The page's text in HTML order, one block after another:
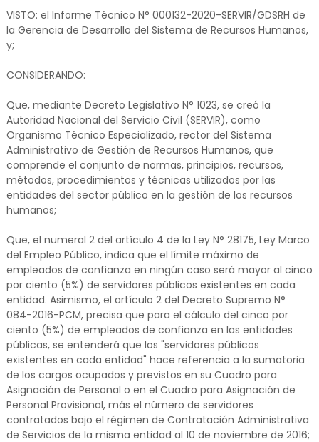
VISTO: el Informe Técnico N° 000132-2020-SERVIR/GDSRH de
la Gerencia de Desarrollo del Sistema de Recursos Humanos,
y;
CONSIDERANDO:
Que, mediante Decreto Legislativo N° 1023, se creó la
Autoridad Nacional del Servicio Civil (SERVIR), como
Organismo Técnico Especializado, rector del Sistema
Administrativo de Gestión de Recursos Humanos, que
comprende el conjunto de normas, principios, recursos,
métodos, procedimientos y técnicas utilizados por las
entidades del sector público en la gestión de los recursos
humanos;
Que, el numeral 2 del artículo 4 de la Ley N° 28175, Ley Marco
del Empleo Público, indica que el límite máximo de
empleados de confianza en ningún caso será mayor al cinco
por ciento (5%) de servidores públicos existentes en cada
entidad. Asimismo, el artículo 2 del Decreto Supremo N°
084-2016-PCM, precisa que para el cálculo del cinco por
ciento (5%) de empleados de confianza en las entidades
públicas, se entenderá que los "servidores públicos
existentes en cada entidad" hace referencia a la sumatoria
de los cargos ocupados y previstos en su Cuadro para
Asignación de Personal o en el Cuadro para Asignación de
Personal Provisional, más el número de servidores
contratados bajo el régimen de Contratación Administrativa
de Servicios de la misma entidad al 10 de noviembre de 2016;